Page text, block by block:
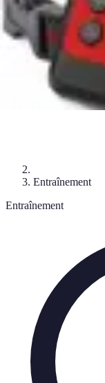
Entraînement
Entraînement